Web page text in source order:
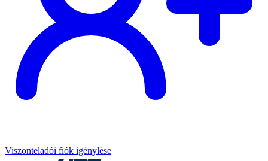
Viszonteladói fiók igénylése